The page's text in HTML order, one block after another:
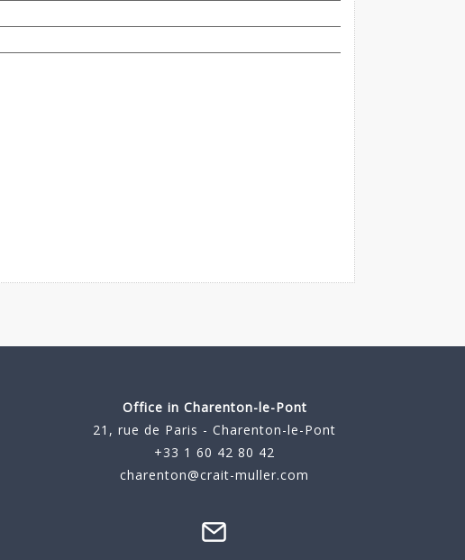
Office in Charenton-le-Pont
21, rue de Paris - Charenton-le-Pont
+33 1 60 42 80 42
charenton@crait-muller.com